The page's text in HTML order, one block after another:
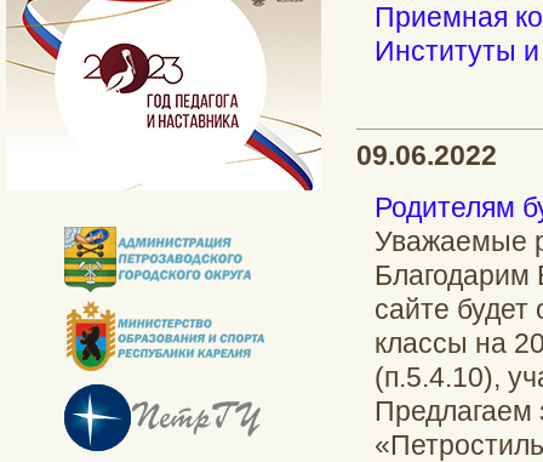
Приемная
Институты и
09.06.2022
Родителям
Уважаемые
Благодарим
сайте будет
классы на
(п.5.4.10),